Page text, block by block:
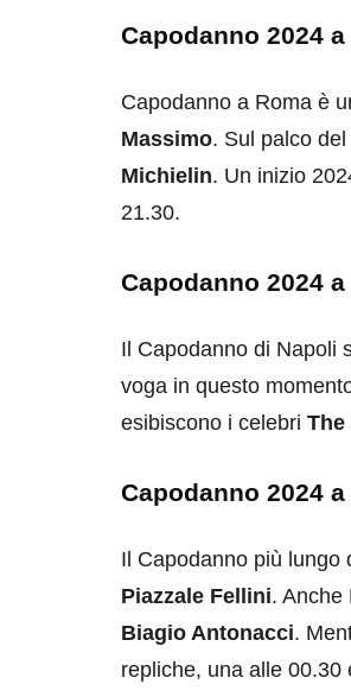
Capodanno 2024 a
Capodanno a Roma è
Massimo. Sul palco
Michielin. Un inizio
21.30.
Capodanno 2024
Il Capodanno di Napoli
voga in questo
esibiscono i celebri
Capodanno 2024
Il Capodanno più lungo
Piazzale Fellini. Anche
Biagio Antonacci.
repliche, una alle 00.30